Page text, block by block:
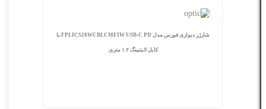
شارژر دیواری فورس مدل FPLICS20WCBLCMFIW USB-C PD با
کابل لایتنینگ ۱.۲ متری